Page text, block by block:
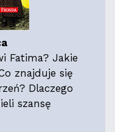
Fatima? Jakie
znajduje się
Dlaczego
szansę